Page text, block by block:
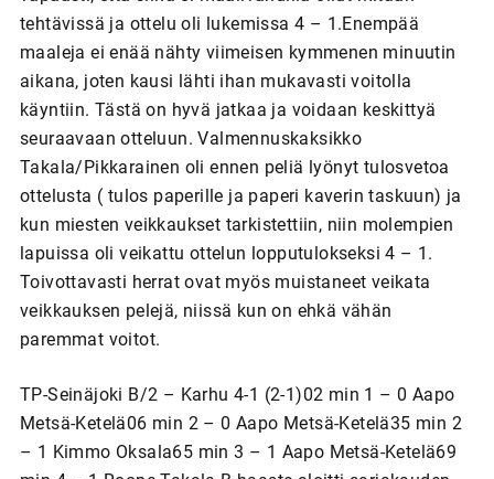
tehtävissä ja ottelu oli lukemissa 4 – 1.Enempää
maaleja ei enää nähty viimeisen kymmenen minuutin
aikana, joten kausi lähti ihan mukavasti voitolla
käyntiin. Tästä on hyvä jatkaa ja voidaan keskittyä
seuraavaan otteluun. Valmennuskaksikko
Takala/Pikkarainen oli ennen peliä lyönyt tulosvetoa
ottelusta ( tulos paperille ja paperi kaverin taskuun) ja
kun miesten veikkaukset tarkistettiin, niin molempien
lapuissa oli veikattu ottelun lopputulokseksi 4 – 1.
Toivottavasti herrat ovat myös muistaneet veikata
veikkauksen pelejä, niissä kun on ehkä vähän
paremmat voitot.
TP-Seinäjoki B/2 – Karhu 4-1 (2-1)02 min 1 – 0 Aapo
Metsä-Ketelä06 min 2 – 0 Aapo Metsä-Ketelä35 min 2
– 1 Kimmo Oksala65 min 3 – 1 Aapo Metsä-Ketelä69